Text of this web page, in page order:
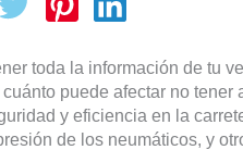
toda la información de tu
puede afectar no tener
y eficiencia en la
de los neumáticos, y